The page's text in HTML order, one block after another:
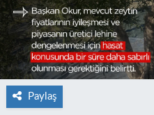
Paylaş